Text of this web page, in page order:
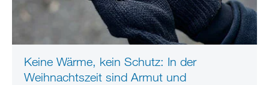
Keine Wärme, kein Schutz: In der
Weihnachtszeit sind Armut und